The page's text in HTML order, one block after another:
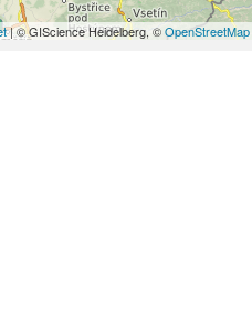
| © GIScience Heidelberg, ©OpenStreetMap